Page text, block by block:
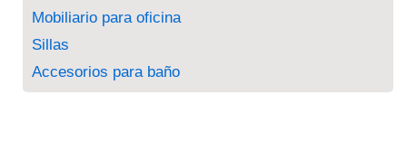
Mobiliario para oficina
Sillas
Accesorios para baño